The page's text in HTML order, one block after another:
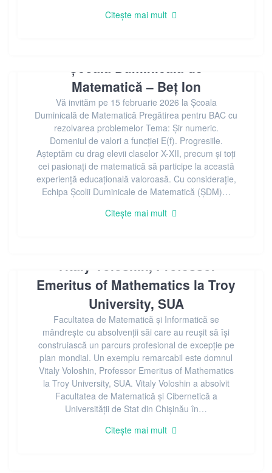
Citește mai mult
Matematică – Beț Ion
Vă invităm pe 15 februarie 2026 la Școala
Duminicală de Matematică Pregătirea pentru BAC cu
rezolvarea problemelor Tema: Șir numeric.
Domeniul de valori a funcției E(f). Progresiile.
Așteptăm cu drag elevii claselor X-XII, precum și toți
cei pasionați de matematică să participe la această
experiență educațională valoroasă. Cu considerație,
Echipa Școlii Duminicale de Matematică (ȘDM)…
Citește mai mult
Emeritus of Mathematics la Troy
University, SUA
Facultatea de Matematică și Informatică se
mândrește cu absolvenții săi care au reușit să își
construiască un parcurs profesional de excepție pe
plan mondial. Un exemplu remarcabil este domnul
Vitaly Voloshin, Professor Emeritus of Mathematics
la Troy University, SUA. Vitaly Voloshin a absolvit
Facultatea de Matematică și Cibernetică a
Universității de Stat din Chișinău în…
Citește mai mult